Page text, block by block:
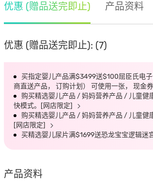
优惠 (赠品送完即止) 产品资料
优惠 (赠品送完即止): (7)
买指定婴儿产品满$3499送$100屈臣氏电
商直送产品， 订购计划） 可使用一张， 现金
购买精选婴儿产品 / 妈妈营养产品 / 儿童健
快模式。[网店限定]
购买精选婴儿产品 / 妈妈营养产品 / 儿童健
[网店限定]
买精选婴儿尿片满$1699送恐龙宝宝逻辑迷
产品资料